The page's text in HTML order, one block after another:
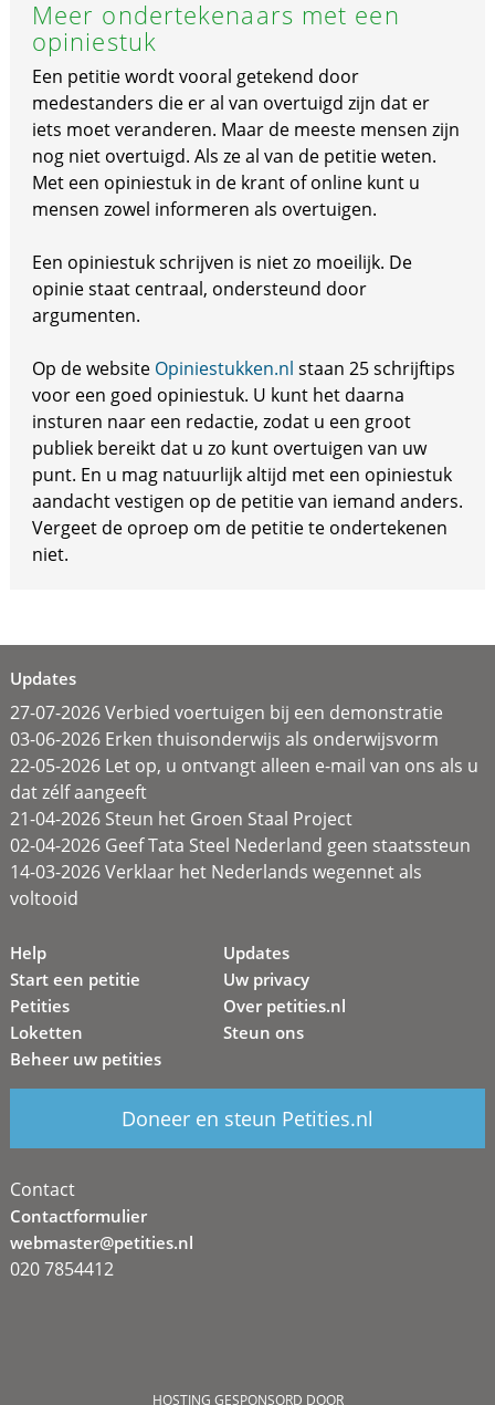
Meer ondertekenaars met een
opiniestuk
Een petitie wordt vooral getekend door
medestanders die er al van overtuigd zijn dat er
iets moet veranderen. Maar de meeste mensen zijn
nog niet overtuigd. Als ze al van de petitie weten.
Met een opiniestuk in de krant of online kunt u
mensen zowel informeren als overtuigen.
Een opiniestuk schrijven is niet zo moeilijk. De
opinie staat centraal, ondersteund door
argumenten.
Op de website Opiniestukken.nl staan 25 schrijftips
voor een goed opiniestuk. U kunt het daarna
insturen naar een redactie, zodat u een groot
publiek bereikt dat u zo kunt overtuigen van uw
punt. En u mag natuurlijk altijd met een opiniestuk
aandacht vestigen op de petitie van iemand anders.
Vergeet de oproep om de petitie te ondertekenen
niet.
Updates
27-07-2026 Verbied voertuigen bij een demonstratie
03-06-2026 Erken thuisonderwijs als onderwijsvorm
22-05-2026 Let op, u ontvangt alleen e-mail van ons als u
dat zélf aangeeft
21-04-2026 Steun het Groen Staal Project
02-04-2026 Geef Tata Steel Nederland geen staatssteun
14-03-2026 Verklaar het Nederlands wegennet als
voltooid
Help
Start een petitie
Petities
Loketten
Beheer uw petities
Updates
Uw privacy
Over petities.nl
Steun ons
Doneer en steun Petities.nl
Contact
Contactformulier
webmaster@petities.nl
020 7854412
HOSTING GESPONSORD DOOR